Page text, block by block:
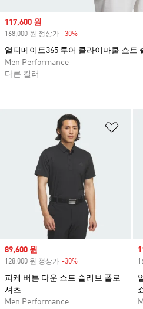
위
Sale price
89,600 원
128,000 원 정상가 -30%
피케 버튼 다운 쇼트 슬리브 폴로
셔츠
Men Performance
Sale price
117,600 원
168,000 원 정상가 -30%
얼티메이트365 투어 클라이마쿨 쇼트
Men Performance
다른 컬러